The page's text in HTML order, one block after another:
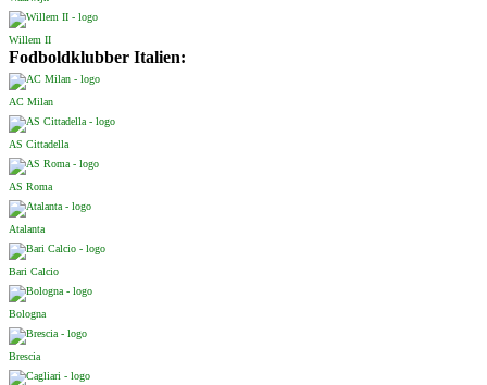
Willem II
Fodboldklubber Italien:
AC Milan
AS Cittadella
AS Roma
Atalanta
Bari Calcio
Bologna
Brescia